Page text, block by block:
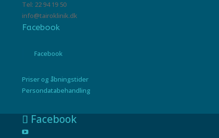
Tel: 22 94 19 50
info@tairoklinik.dk
Facebook
Facebook
Priser og åbningstider
Persondatabehandling
Facebook